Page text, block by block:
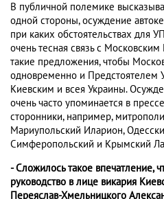
В публичной полемике
одной стороны, осуждение
при каких обстоятельствах для
очень тесная связь с
такие предложения, чтобы
одновременно и
Киевским и всея Украины.
очень часто упоминается в
сторонники, например,
Мариупольский Иларион,
Симферопольский и Крымский
- Сложилось такое впечатление,
руководство в лице викария
Переяслав-Хмельницкого